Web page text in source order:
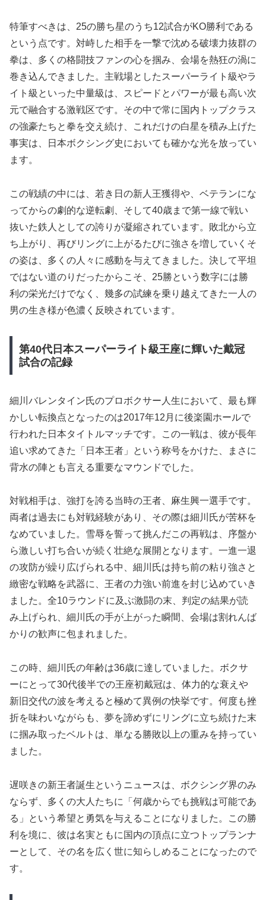
特筆すべきは、25の勝ち星のうち12試合がKO勝利である
という点です。対峙した相手を一撃で沈める破壊力抜群の
拳は、多くの格闘技ファンの心を掴み、会場を熱狂の渦に
巻き込んできました。主戦場としたスーパーライト級やラ
イト級といった中量級は、スピードとパワーが最も高い次
元で融合する激戦区です。その中で常に国内トップクラス
の強豪たちと拳を交え続け、これだけの白星を積み上げた
事実は、日本ボクシング史においても確かな光を放ってい
ます。
この戦績の中には、若き日の新人王獲得や、ベテランにな
ってからの劇的な逆転劇、そして40歳まで第一線で戦い
抜いた鉄人としての誇りが凝縮されています。敗北から立
ち上がり、再びリングに上がるたびに強さを増していくそ
の姿は、多くの人々に感動を与えてきました。決して平坦
ではない道のりだったからこそ、25勝という数字には勝
利の栄光だけでなく、幾多の試練を乗り越えてきた一人の
男の生き様が色濃く反映されています。
第40代日本スーパーライト級王座に輝いた戴冠
試合の記録
細川バレンタイン氏のプロボクサー人生において、最も輝
かしい転換点となったのは2017年12月に後楽園ホールで
行われた日本タイトルマッチです。この一戦は、彼が長年
追い求めてきた「日本王者」という称号をかけた、まさに
背水の陣とも言える重要なマウンドでした。
対戦相手は、強打を誇る当時の王者、麻生興一選手です。
両者は過去にも対戦経験があり、その際は細川氏が苦杯を
なめていました。雪辱を誓って挑んだこの再戦は、序盤か
ら激しい打ち合いが続く壮絶な展開となります。一進一退
の攻防が繰り広げられる中、細川氏は持ち前の粘り強さと
緻密な戦略を武器に、王者の力強い前進を封じ込めていき
ました。全10ラウンドに及ぶ激闘の末、判定の結果が読
み上げられ、細川氏の手が上がった瞬間、会場は割れんば
かりの歓声に包まれました。
この時、細川氏の年齢は36歳に達していました。ボクサ
ーにとって30代後半での王座初戴冠は、体力的な衰えや
新旧交代の波を考えると極めて異例の快挙です。何度も挫
折を味わいながらも、夢を諦めずにリングに立ち続けた末
に掴み取ったベルトは、単なる勝敗以上の重みを持ってい
ました。
遅咲きの新王者誕生というニュースは、ボクシング界のみ
ならず、多くの大人たちに「何歳からでも挑戦は可能であ
る」という希望と勇気を与えることになりました。この勝
利を境に、彼は名実ともに国内の頂点に立つトップランナ
ーとして、その名を広く世に知らしめることになったので
す。